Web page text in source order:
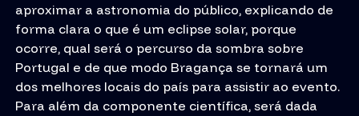
aproximar a astronomia do público, explicando de
forma clara o que é um eclipse solar, porque
ocorre, qual será o percurso da sombra sobre
Portugal e de que modo Bragança se tornará um
dos melhores locais do país para assistir ao evento.
Para além da componente científica, será dada